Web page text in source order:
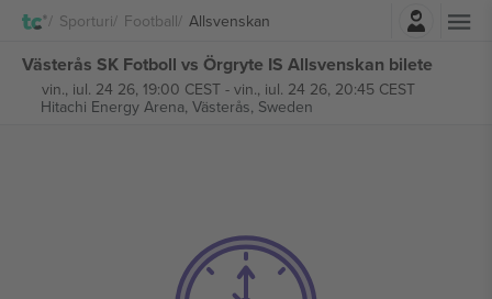
Sporturi Football AllsvenskanAutentificare
Västerås SK Fotboll vs Örgryte IS Allsvenskan bilete
vin., iul. 24 26, 19:00 CEST- vin., iul. 24 26, 20:45 CEST
Hitachi Energy Arena, Västerås, Sweden